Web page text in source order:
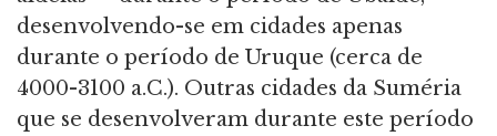
desenvolvendo-se em cidades apenas
durante o período de Uruque (cerca de
4000-3100 a.C.). Outras cidades da Suméria
que se desenvolveram durante este período